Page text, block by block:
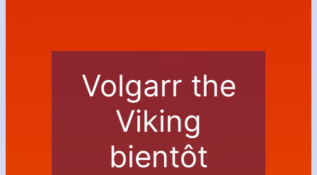
Volgarr the
Viking
bientôt